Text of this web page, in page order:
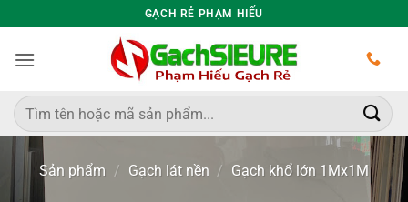
qua
nội
GẠCH RẺ PHẠM HIẾU
Tìm
kiếm:
Sản phẩm / Gạch lát nền / Gạch khổ lớn 1Mx1M